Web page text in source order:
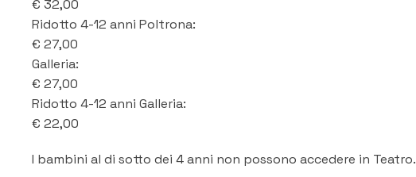
€ 32,00
Ridotto 4-12 anni Poltrona:
€ 27,00
Galleria:
€ 27,00
Ridotto 4-12 anni Galleria:
€ 22,00
I bambini al di sotto dei 4 anni non possono accedere in Teatro.